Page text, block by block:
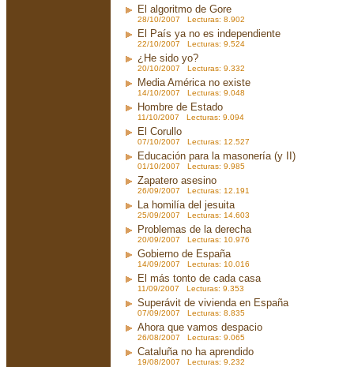
El algoritmo de Gore
28/10/2007 Lecturas: 8.902
El País ya no es independiente
22/10/2007 Lecturas: 9.524
¿He sido yo?
20/10/2007 Lecturas: 9.332
Media América no existe
14/10/2007 Lecturas: 9.048
Hombre de Estado
11/10/2007 Lecturas: 9.094
El Corullo
07/10/2007 Lecturas: 12.527
Educación para la masonería (y II)
01/10/2007 Lecturas: 9.985
Zapatero asesino
26/09/2007 Lecturas: 12.191
La homilía del jesuita
25/09/2007 Lecturas: 14.603
Problemas de la derecha
20/09/2007 Lecturas: 10.976
Gobierno de España
14/09/2007 Lecturas: 10.016
El más tonto de cada casa
11/09/2007 Lecturas: 9.353
Superávit de vivienda en España
07/09/2007 Lecturas: 8.835
Ahora que vamos despacio
26/08/2007 Lecturas: 9.065
Cataluña no ha aprendido
19/08/2007 Lecturas: 9.232